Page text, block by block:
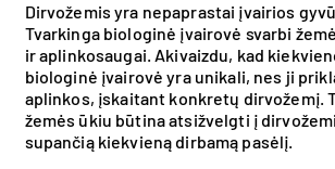
Dirvožemis yra nepaprastai įvairios
Tvarkinga biologinė įvairovė svarbi
ir aplinkosaugai. Akivaizdu, kad
biologinė įvairovė yra unikali, nes ji
aplinkos, įskaitant konkretų dirvožemį.
žemės ūkiu būtina atsižvelgti į
supančią kiekvieną dirbamą pasėlį.